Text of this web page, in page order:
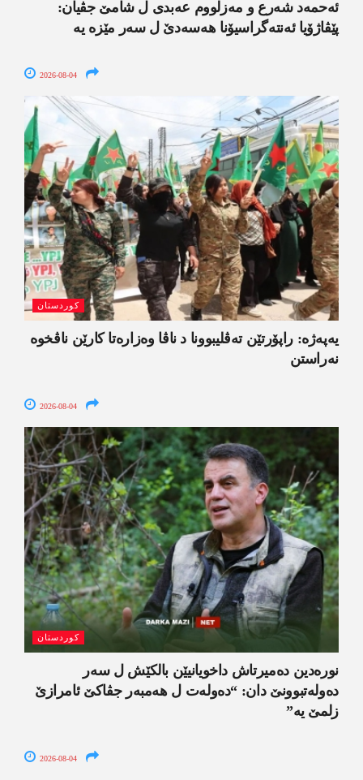
ئەحمەد شەرع و مەزلووم عەبدی ل شامێ جڤیان:
پێڤاژۆیا ئەنتەگراسیۆنا ھەسەدێ ل سەر مێزە یە
2026-08-04
کوردستان
یەپەژە: راپۆرتێن تەڤلیبوونا د ناڤا وەزارەتا کارێن ناڤخوە
نەراستن
2026-08-04
کوردستان
نورەدین دەمیرتاش داخویانیێن بالکێش ل سەر
دەولەتبوونێ دان: “دەولەت ل ھەمبەر جڤاکێ ئامرازێ
زلمێ یە”
2026-08-04